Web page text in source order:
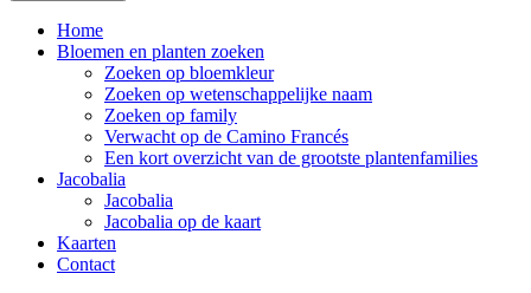
Home
Bloemen en planten zoeken
Zoeken op bloemkleur
Zoeken op wetenschappelijke naam
Zoeken op family
Verwacht op de Camino Francés
Een kort overzicht van de grootste plantenfamilies
Jacobalia
Jacobalia
Jacobalia op de kaart
Kaarten
Contact